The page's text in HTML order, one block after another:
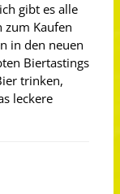
gibt es alle
zum Kaufen
in den neuen
Biertastings
trinken,
leckere